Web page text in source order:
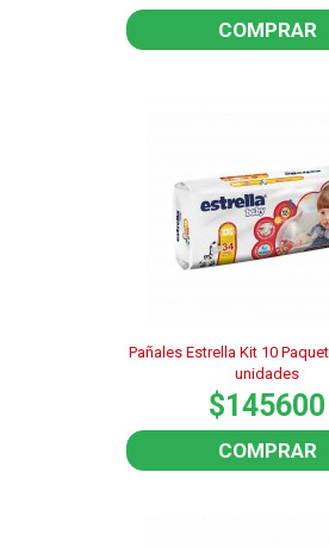
COMPRAR
Pañales Estrella Kit 10
unidades
$145600
COMPRAR